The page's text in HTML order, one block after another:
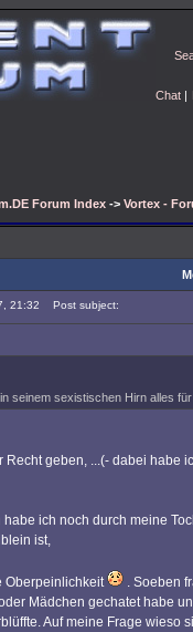
Chat |
Forum Index -> Vortex -
21:32 Post subject:
seinem sexistischen Hirn alles
Recht geben, ...(- dabei habe
habe ich noch durch meine
ist,
Oberpeinlichkeit
. Soeben
Mädchen gechatet habe
Auf meine Frage wieso